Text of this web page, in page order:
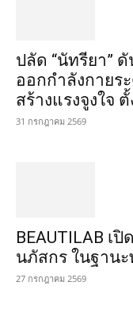
ปลัด “นัทรียา” ดั
ออกกำลังกายร
สร้างแรงจูงใจ
31 กรกฎาคม 2569
BEAUTILAB เ
นภัสกร ในฐานะ
27 กรกฎาคม 2569